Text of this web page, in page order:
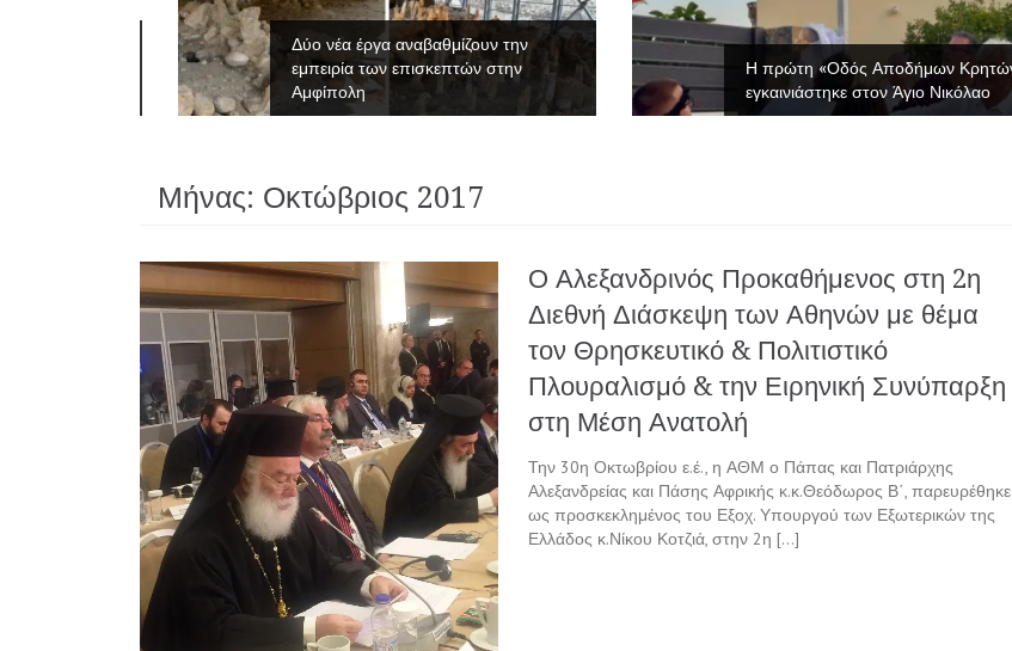
Δύο νέα έργα αναβαθμίζουν την
εμπειρία των επισκεπτών στην
Αμφίπολη
Η πρώτη «Οδός Αποδήμων Κρητών»
εγκαινιάστηκε στον Άγιο Νικόλαο
Μήνας: Οκτώβριος 2017
Ο Αλεξανδρινός Προκαθήμενος στη 2η
Διεθνή Διάσκεψη των Αθηνών με θέμα
τον Θρησκευτικό & Πολιτιστικό
Πλουραλισμό & την Ειρηνική Συνύπαρξη
στη Μέση Ανατολή
Την 30η Οκτωβρίου ε.έ., η ΑΘΜ ο Πάπας και Πατριάρχης
Αλεξανδρείας και Πάσης Αφρικής κ.κ.Θεόδωρος Β΄, παρευρέθηκε
ως προσκεκλημένος του Εξοχ. Υπουργού των Εξωτερικών της
Ελλάδος κ.Νίκου Κοτζιά, στην 2η […]